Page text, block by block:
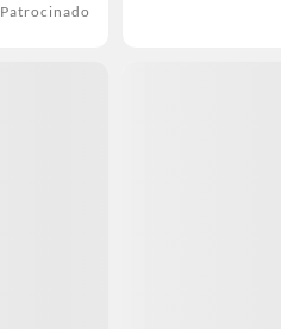
Patrocinado